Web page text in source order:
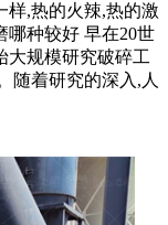
样,热的火辣,热的激
哪种较好 早在20世
大规模研究破碎工
随着研究的深入,人